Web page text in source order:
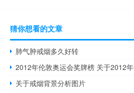
猜你想看的文章
肺气肿戒烟多久好转
2012年伦敦奥运会奖牌榜 关于2012
关于戒烟背景分析图片